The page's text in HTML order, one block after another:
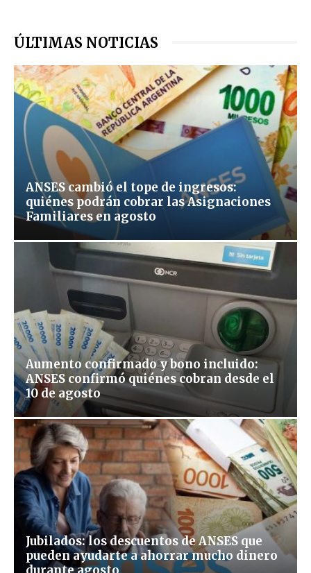
ÚLTIMAS NOTICIAS
ANSES cambió el tope de ingresos:
quiénes podrán cobrar las Asignaciones
Familiares en agosto
Aumento confirmado y bono incluido:
ANSES confirmó quiénes cobran desde el
10 de agosto
Jubilados: los descuentos de ANSES que
pueden ayudarte a ahorrar mucho dinero